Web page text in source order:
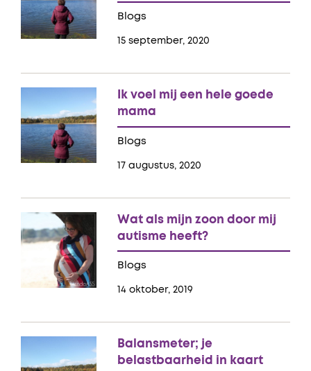
15 september, 2020
Blogs
17 augustus, 2020
Blogs
Ik voel mij een hele goede
mama
14 oktober, 2019
Blogs
Wat als mijn zoon door mij
autisme heeft?
Balansmeter; je
belastbaarheid in kaart